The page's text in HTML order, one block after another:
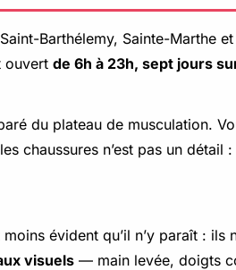
Barthélemy, Sainte-Marthe et
ouvert de 6h à 23h, sept jours
du plateau de musculation.
chaussures n’est pas un détail
évident qu’il n’y paraît : ils
visuels — main levée, doigts